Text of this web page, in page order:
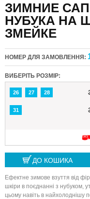
ЗИМНИЕ
НУБУКА НА
ЗМЕЙКЕ
НОМЕР ДЛЯ ЗАМОВЛЕННЯ:
ВИБЕРІТЬ РОЗМІР:
26 27 28
31
ДО КОШИКА
Ефектне зимове взуття від
шкіри в поєднанні з нубуком,
цьому навіть в найхолоднішу